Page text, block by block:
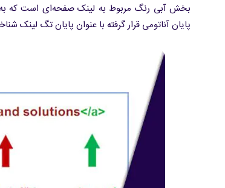
بخش آبی‌ رنگ مربوط به لینک صفحه‌ای است که
پایان آناتومی قرار گرفته با عنوان پایان تگ لینک